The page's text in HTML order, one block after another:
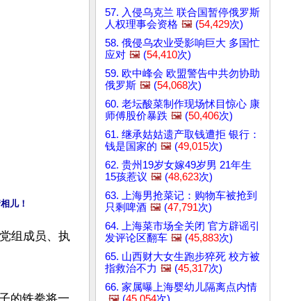
儿！
组成员、执
57. 入侵乌克兰 联合国暂停俄罗斯
人权理事会资格 🖼️ (54,429次)
58. 俄侵乌农业受影响巨大 多国忙
应对 🖼️ (54,410次)
59. 欧中峰会 欧盟警告中共勿协助
俄罗斯 🖼️ (54,068次)
60. 老坛酸菜制作现场怵目惊心 康
师傅股价暴跌 🖼️ (50,406次)
61. 继承姑姑遗产取钱遭拒 银行：
钱是国家的 🖼️ (49,015次)
62. 贵州19岁女嫁49岁男 21年生
15孩惹议 🖼️ (48,623次)
63. 上海男抢菜记：购物车被抢到
只剩啤酒 🖼️ (47,791次)
64. 上海菜市场全关闭 官方辟谣引
发评论区翻车 🖼️ (45,883次)
65. 山西财大女生跑步猝死 校方被
指救治不力 🖼️ (45,317次)
66. 家属曝上海婴幼儿隔离点内情
🖼️ (45,054次)